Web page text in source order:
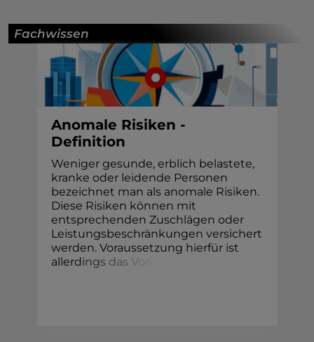
Fachwissen
Anomale Risiken -
Definition
Weniger gesunde, erblich belastete,
kranke oder leidende Personen
bezeichnet man als anomale Risiken.
Diese Risiken können mit
entsprechenden Zuschlägen oder
Leistungsbeschränkungen versichert
werden. Voraussetzung hierfür ist
allerdings das Vo